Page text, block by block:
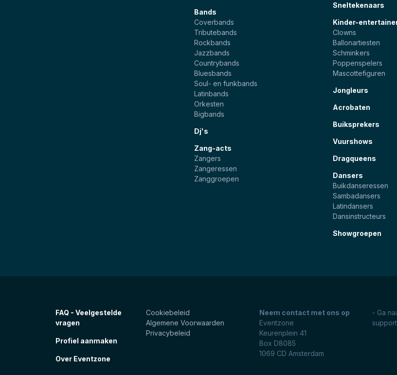
Bands
Coverbands
Tributebands
Rockbands
Jazzbands
Countrybands
Bluesbands
Soul- en funkbands
Latinbands
Orkesten
Bigbands
Dj's
Zang-acts
Zangers
Zangeressen
Zanggroepen
Sneltekenaars
Kinder-
Clowns
Ballonartiesten
Schminkers
Poppenspelers
Mascottefiguren
Jongleurs
Acrobaten
Buiksprekers
Vuurshows
Dragqueens
Dansers
Buikdanseressen
Sambadansers
Latindansers
Dansinstructeurs
Showgroepen
FAQ - Veelgestelde
vragen
Profiel aanmaken
Over Eventzone
Cookiebeleid
Algemene Voorwaarden
Privacybeleid
Neem contact met ons op
Eventzone
Keurenplein 41
Box D8085
1069 CD Amsterdam
- Ga